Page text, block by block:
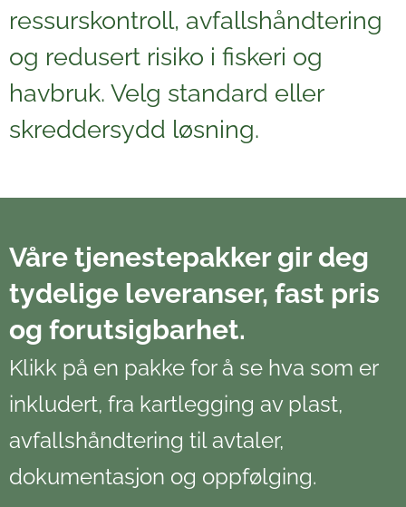
ressurskontroll, avfallshåndtering
og redusert risiko i fiskeri og
havbruk. Velg standard eller
skreddersydd løsning.
Våre tjenestepakker gir deg
tydelige leveranser, fast pris
og forutsigbarhet.
Klikk på en pakke for å se hva som er
inkludert, fra kartlegging av plast,
avfallshåndtering til avtaler,
dokumentasjon og oppfølging.